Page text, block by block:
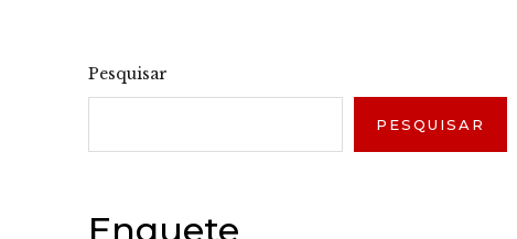
Pesquisar
PESQUISAR
Enquete